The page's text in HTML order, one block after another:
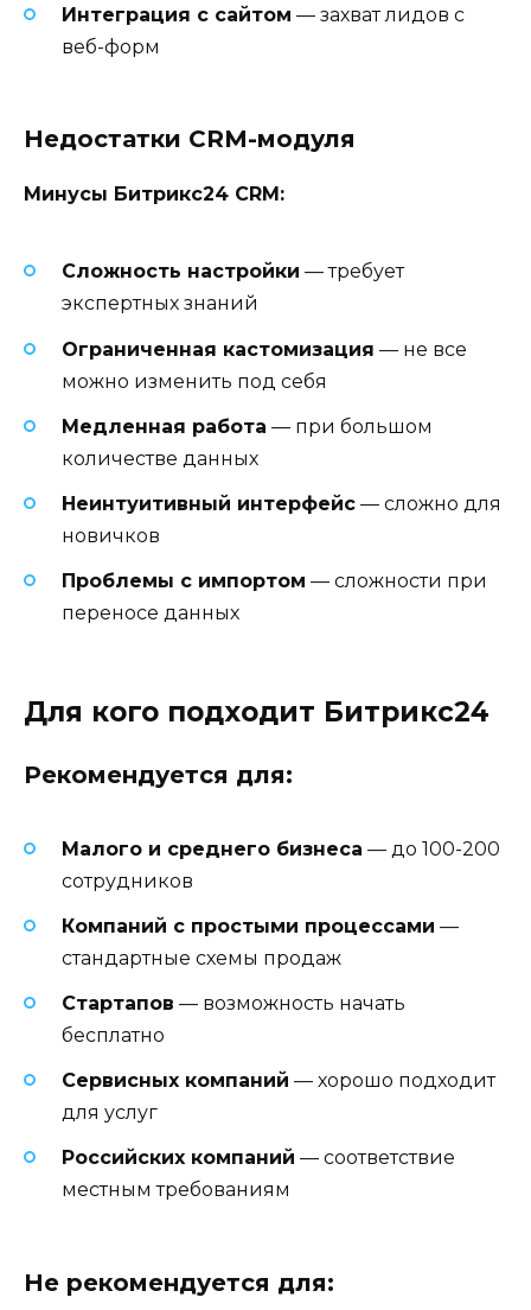
Интеграция с сайтом — захват лидов с
веб-форм
Недостатки CRM-модуля
Минусы Битрикс24 CRM:
Сложность настройки — требует
экспертных знаний
Ограниченная кастомизация — не все
можно изменить под себя
Медленная работа — при большом
количестве данных
Неинтуитивный интерфейс — сложно для
новичков
Проблемы с импортом — сложности при
переносе данных
Для кого подходит Битрикс24
Рекомендуется для:
Малого и среднего бизнеса — до 100-200
сотрудников
Компаний с простыми процессами —
стандартные схемы продаж
Стартапов — возможность начать
бесплатно
Сервисных компаний — хорошо подходит
для услуг
Российских компаний — соответствие
местным требованиям
Не рекомендуется для: